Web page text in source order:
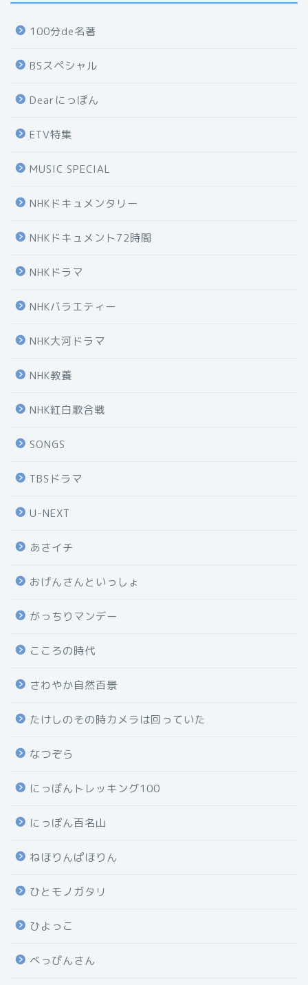
100分de名著
BSスペシャル
Dearにっぽん
ETV特集
MUSIC SPECIAL
NHKドキュメンタリー
NHKドキュメント72時間
NHKドラマ
NHKバラエティー
NHK大河ドラマ
NHK教養
NHK紅白歌合戦
SONGS
TBSドラマ
U-NEXT
あさイチ
おげんさんといっしょ
がっちりマンデー
こころの時代
さわやか自然百景
たけしのその時カメラは回っていた
なつぞら
にっぽんトレッキング100
にっぽん百名山
ねほりんぱほりん
ひとモノガタリ
ひよっこ
べっぴんさん